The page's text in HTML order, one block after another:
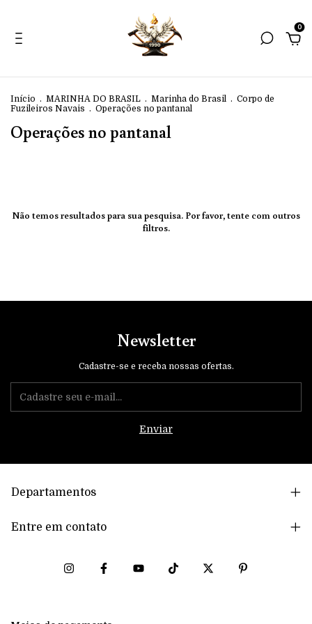
0
Início . MARINHA DO BRASIL . Marinha do Brasil . Corpo de
Fuzileiros Navais . Operações no pantanal
Operações no pantanal
Não temos resultados para sua pesquisa. Por favor, tente com outros
filtros.
Newsletter
Cadastre-se e receba nossas ofertas.
Departamentos
Entre em contato